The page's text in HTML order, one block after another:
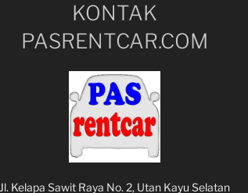
KONTAK
PASRENTCAR.COM
Jl. Kelapa Sawit Raya No. 2, Utan Kayu Selatan